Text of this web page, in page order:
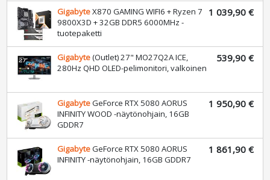
GigabyteX870 GAMING WIFI6 + Ryzen 7
9800X3D + 32GB DDR5 6000MHz -
tuotepaketti
1 039,90 €
Gigabyte(Outlet) 27" MO27Q2A ICE,
280Hz QHD OLED-pelimonitori, valkoinen
539,90 €
GigabyteGeForce RTX 5080 AORUS
INFINITY WOOD -näytönohjain, 16GB
GDDR7
1 950,90 €
GigabyteGeForce RTX 5080 AORUS
INFINITY -näytönohjain, 16GB GDDR7
1 861,90 €